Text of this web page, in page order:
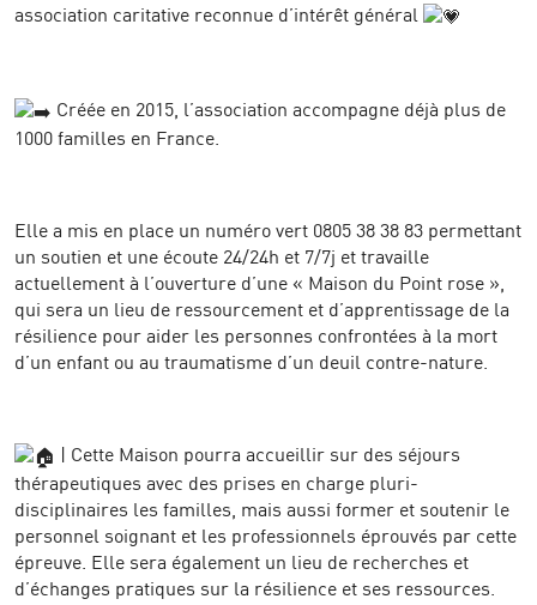
association caritative reconnue d’intérêt général
Créée en 2015, l’association accompagne déjà plus de
1000 familles en France.
Elle a mis en place un numéro vert 0805 38 38 83 permettant
un soutien et une écoute 24/24h et 7/7j et travaille
actuellement à l’ouverture d’une « Maison du Point rose »,
qui sera un lieu de ressourcement et d’apprentissage de la
résilience pour aider les personnes confrontées à la mort
d’un enfant ou au traumatisme d’un deuil contre-nature.
| Cette Maison pourra accueillir sur des séjours
thérapeutiques avec des prises en charge pluri-
disciplinaires les familles, mais aussi former et soutenir le
personnel soignant et les professionnels éprouvés par cette
épreuve. Elle sera également un lieu de recherches et
d’échanges pratiques sur la résilience et ses ressources.